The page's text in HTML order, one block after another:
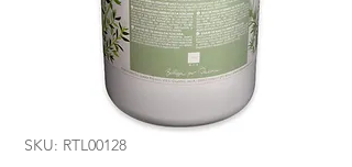
SKU: RTL00128